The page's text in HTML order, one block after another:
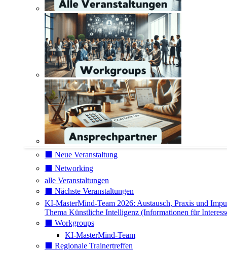
⬛️ Neue Veranstaltung
⬛️ Networking
alle Veranstaltungen
⬛️ Nächste Veranstaltungen
KI-MasterMind-Team 2026: Austausch, Praxis und
Thema Künstliche Intelligenz (Informationen für
⬛️ Workgroups
KI-MasterMind-Team
⬛️ Regionale Trainertreffen